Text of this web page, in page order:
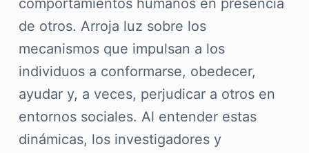
comportamientos humanos en presencia
de otros. Arroja luz sobre los
mecanismos que impulsan a los
individuos a conformarse, obedecer,
ayudar y, a veces, perjudicar a otros en
entornos sociales. Al entender estas
dinámicas, los investigadores y